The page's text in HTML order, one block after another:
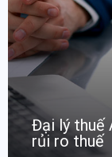
Đại lý thuế
rủi ro thuế